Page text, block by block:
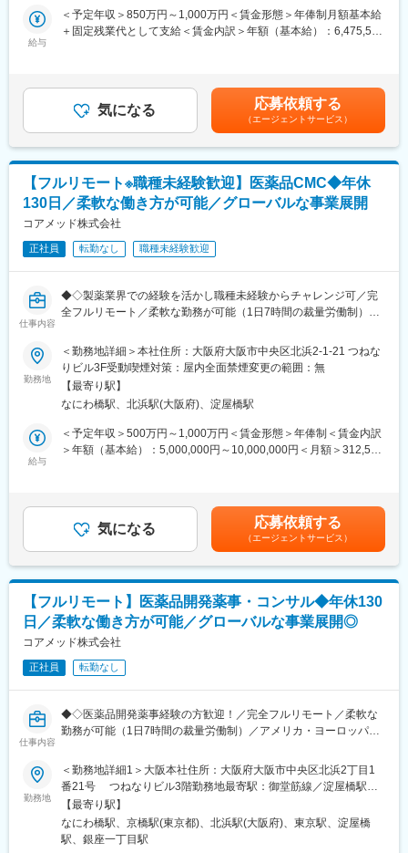
す。
バイスや解析クラウドを用い、研究計画～測定～解析までをワン
ストップで支援するサービスも提供しています。
任のPMとして引き継ぎ、体制強化したいと考えております。
■ポジション概要
用設計～問い合わせ対応～データ管理～解析実行～クロージング
（契約/請求）までを一気通貫で推進いただきます。
本ポジションは「研究者」ではなく、
・社内（データサイエンス／開発／オペレーション）
・社外（製薬・医療機関・KOL・CRO等）
を巻き込み、デジタルも活用しながらプロジェクトを前に進める
推進役です。
■担当プロジェクト例
・大学研究室・医療機関と連携した臨床研究支援
※案件は紹介・問い合わせ起点が中心で、アウトバウンドで「取っ
てくる」よりも、引き受けた案件を“成功させる推進”が重要
※1人あたり同時並行：2～3案件程度
■主な業務内容
・PM業務：研究計画作成支援、リクルーティング、オペレーショ
ン設計・実行、問い合わせ対応、データ管理、解析計画、解析実
行
●PSG解析AI／解析クラウド導入支援
・マーケティング計画に基づく導入提案（問い合わせ対応中心）
・テストデータでの精度検証・チューニング、顧客QA
・クロージング、契約書締結、請求管理
●マネージャー候補として
・進行状況・品質のレビュー、プロセスの標準化
・取締役と連携した案件全体の進捗・優先順位設計
給与
＜予定年収＞850万円～1,000万円＜賃金形態＞年俸制月額基本給
＋固定残業代として支給＜賃金内訳＞年額（基本給）：6,475,596
＜昇給有無＞有＜残業手当＞有＜給与補足＞給与改定：年1回スト
ックオプション付与：都度（昨年実績 有）賃金はあくまでも目
安の金額であり、選考を通じて上下する可能性があります。月給
(月額)は固定手当を含めた表記です。
気になる 応募依頼する
（エージェントサービス）
【フルリモート※職種未経験歓迎】医薬品CMC◆年休
130日／柔軟な働き方が可能／グローバルな事業展開
コアメッド株式会社
正社員 転勤なし 職種未経験歓迎
仕事内容
◆◇製薬業界での経験を活かし職種未経験からチャレンジ可／完
全フルリモート／柔軟な勤務が可能（1日7時間の裁量労働制）／
戦略のコンサルティング会社◆◇
■仕事内容：
医薬品開発におけるCMC領域を中心に、コンサルティングおよび
各種申請資料の作成業務をお任せします。
新薬承認に関わる品質・製造・試験に関する戦略立案から資料作
成までを担っていただきます。
る資料の整備・評価・助言・企画の設定
・製造方法/試験方法に関する資料の評価・助言
・安定性試験に関する資料の評価・助言
・外国製造業者認定、原薬等登録等
※クライアントは欧米製薬会社または外資系製薬会社がほとんどで
す。
※プロジェクトは一人で行うのではなく、現社員と共に分担し業務
にあたっていただきます。
■教育体制：
通常医薬品メーカー出身が会員である関西医薬協会に、当社は会
員として登録しています。業界関連のセミナーにも参加すること
プデートできる環境です。
■働き方：
◎完全在宅勤務のため、拠点（東京・大阪）の近くにお住まいで
なくてもご就業いただけます。
勤務地
＜勤務地詳細＞本社住所：大阪府大阪市中央区北浜2-1-21 つねな
りビル3F受動喫煙対策：屋内全面禁煙変更の範囲：無
【最寄り駅】
なにわ橋駅、北浜駅(大阪府)、淀屋橋駅
給与
＜予定年収＞500万円～1,000万円＜賃金形態＞年俸制＜賃金内訳
＞年額（基本給）：5,000,000円～10,000,000円＜月額＞312,500
平均で夏2ヶ月分、冬2ヶ月分）賃金はあくまでも目安の金額であ
り、選考を通じて上下する可能性があります。月給(月額)は固定手
当を含めた表記です。
気になる 応募依頼する
（エージェントサービス）
【フルリモート】医薬品開発薬事・コンサル◆年休130
日／柔軟な働き方が可能／グローバルな事業展開◎
コアメッド株式会社
正社員 転勤なし
仕事内容
◆◇医薬品開発薬事経験の方歓迎！／完全フルリモート／柔軟な
勤務が可能（1日7時間の裁量労働制）／アメリカ・ヨーロッパ企
会社◆◇
■業務内容：
医薬品開発における薬事戦略の立案・評価・助言を中心としたコ
ンサルティング業務をお任せします。承認取得に向けた最適な戦
略を設計する上流ポジションです。
勤務地
＜勤務地詳細1＞大阪本社住所：大阪府大阪市中央区北浜2丁目1
番21号 つねなりビル3階勤務地最寄駅：御堂筋線／淀屋橋駅受
動喫煙対策：屋内全面禁煙＜勤務地詳細2＞東京支社住所：東京都
千代田区丸の内1-11-1 パシフィックセンチュリープレイス丸の内
13階 受動喫煙対策：屋内全面禁煙変更の範囲：無
【最寄り駅】
なにわ橋駅、京橋駅(東京都)、北浜駅(大阪府)、東京駅、淀屋橋
駅、銀座一丁目駅